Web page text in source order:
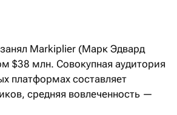
Markiplier (Марк Эдвард
$38 млн. Совокупная аудитория
платформах составляет
средняя вовлеченность —